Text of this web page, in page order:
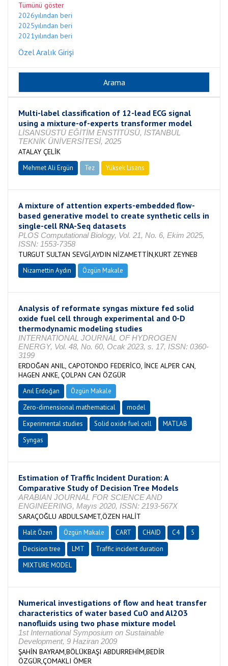
Tümünü göster
2026yılından beri
2025yılından beri
2021yılından beri
Özel Aralık Girişi
Multi-label classification of 12-lead ECG signal
using a mixture-of-experts transformer model
LİSANSÜSTÜ EĞİTİM ENSTİTÜSÜ, İSTANBUL
TEKNİK ÜNİVERSİTESİ, 2025
ATALAY ÇELİK
Mehmet Ali Ergün Tez Yüksek Lisans
A mixture of attention experts-embedded flow-
based generative model to create synthetic cells in
single-cell RNA-Seq datasets
PLOS Computational Biology, Vol. 21, No. 6, Ekim 2025,
ISSN: 1553-7358
TURGUT SULTAN SEVGİ,AYDIN NİZAMETTİN,KURT ZEYNEB
Nizamettin Aydın Özgün Makale
Analysis of reformate syngas mixture fed solid
oxide fuel cell through experimental and 0-D
thermodynamic modeling studies
INTERNATIONAL JOURNAL OF HYDROGEN
ENERGY, Vol. 48, No. 60, Ocak 2023, s. 17, ISSN: 0360-
3199
ERDOĞAN ANIL, CAPOTONDO FEDERİCO, İNCE ALPER CAN,
HAGEN ANKE, ÇOLPAN CAN ÖZGÜR
Anıl Erdoğan
Özgün Makale
Zero-dimensional mathematical
model
Experimental studies
Solid oxide fuel cell
MATLAB
Syngas
Estimation of Traffic Incident Duration: A
Comparative Study of Decision Tree Models
ARABIAN JOURNAL FOR SCIENCE AND
ENGINEERING, Mayıs 2020, ISSN: 2193-567X
SARAÇOĞLU ABDULSAMET,ÖZEN HALİT
Halit Özen Özgün Makale CART CHAID C4
5
Decision tree
LMT
Traffic incident duration
MIXTURE MODEL
Numerical investigations of flow and heat transfer
characteristics of water based CuO and Al2O3
nanofluids using two phase mixture model
1st International Symposium on Sustainable
Development, 9 Haziran 2009
ŞAHİN BAYRAM,BÖLÜKBAŞI ABDURREHİM,BEDİR
ÖZGÜR,ÇOMAKLI ÖMER